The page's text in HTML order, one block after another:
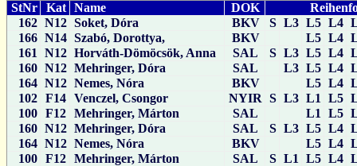
StNr Kat Name DOK
162 N12 Soket, Dóra BKV S L3 L5 L4
166 N14 Szabó, Dorottya, BKV L5 L4
161
N12 Horváth-Dömöcsök, Anna SAL S L3 L5 L4
160 N12 Mehringer, Dóra SAL L3 L5 L4
164 N12 Nemes, Nóra BKV L5 L4
102
F14 Venczel, Csongor NYIR S L3 L1 L5
100
F12 Mehringer, Márton SAL L1 L5
160 N12 Mehringer, Dóra SAL S L3 L5 L4
164 N12 Nemes, Nóra BKV L5 L4
100
F12 Mehringer, Márton SAL S L1 L5 L4